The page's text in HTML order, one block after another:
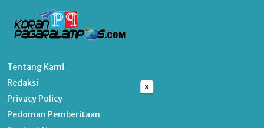
x
Tentang Kami
Redaksi
Privacy Policy
Pedoman Pemberitaan